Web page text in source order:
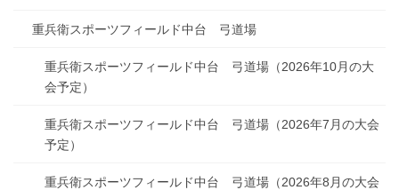
重兵衛スポーツフィールド中台 弓道場
重兵衛スポーツフィールド中台 弓道場（2026年10月の大
会予定）
重兵衛スポーツフィールド中台 弓道場（2026年7月の大会
予定）
重兵衛スポーツフィールド中台 弓道場（2026年8月の大会